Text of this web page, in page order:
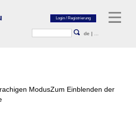
de |
ModusZum Einblenden der